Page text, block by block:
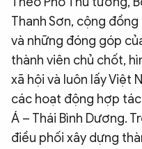
Thanh Sơn, cộng
và những đóng góp
thành viên chủ chốt,
xã hội và luôn lấy Việt
các hoạt động hợp
Á – Thái Bình Dương.
điều phối xây dựng